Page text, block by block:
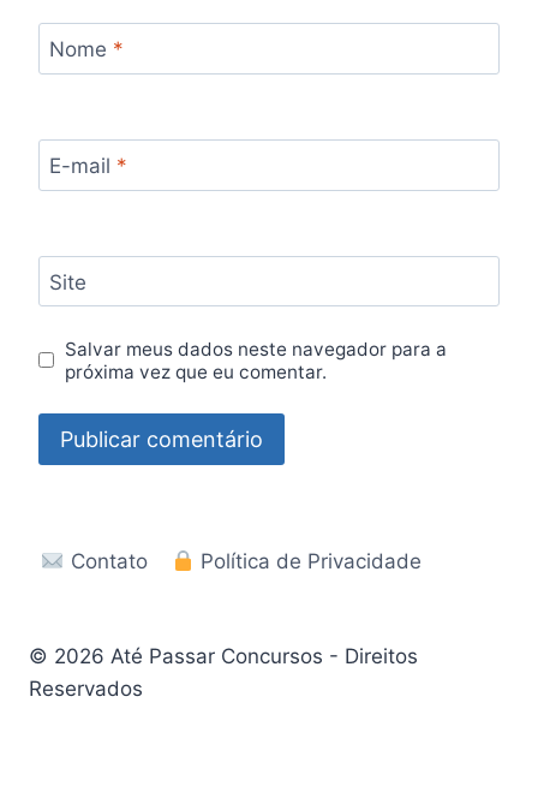
Nome *
E-mail *
Site
Salvar meus dados neste navegador para a
próxima vez que eu comentar.
Contato Política de Privacidade
© 2026 Até Passar Concursos - Direitos
Reservados